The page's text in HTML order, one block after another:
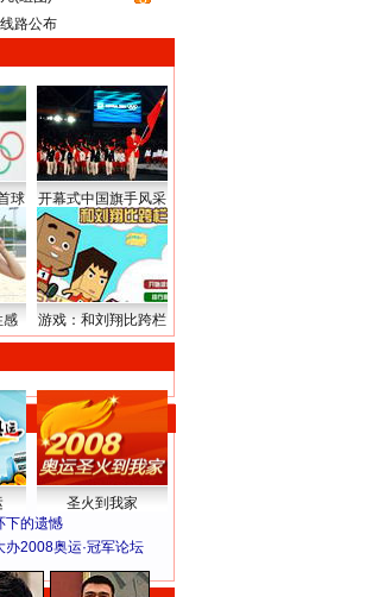
路公布
球 开幕式中国旗手风采
感 游戏：和刘翔比跨栏
圣火到我家
下的遗憾
办2008奥运·冠军论坛